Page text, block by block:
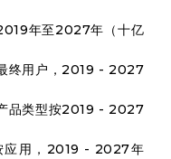
年至2027年（十亿
终用户，2019 - 2027
品类型按2019 - 2027
应用，2019 - 2027年